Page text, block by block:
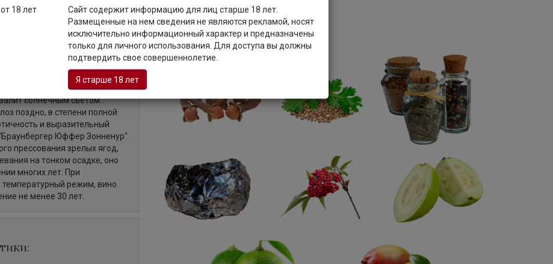
Описание
Spatlese — благородное
с топового
который расположен на
солнечным светом.
поздно, в степени полной
и выразительный
Юффер Зонненур"
прессования зрелых ягод,
на тонком осадке, оно
многих лет. При
режим, вино
не менее 30 лет.
Сайт содержит информацию для лиц старше 18 лет.
Размещенные на нем сведения не являются рекламой, носят
исключительно информационный характер и предназначены
только для личного использования. Для доступа вы должны
подтвердить свое совершеннолетие.
Я старше 18 лет